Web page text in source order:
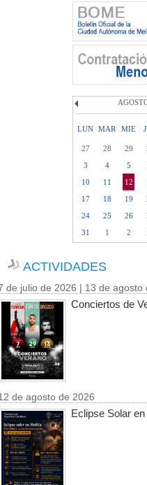
LUN MAR MIE
27 28 29
3
4 5
10
11 12
17
18 19
24
25 26
31
1 2
ACTIVIDADES
de julio de 2026 | 13 de agosto
Conciertos de
de agosto de 2026
Eclipse Solar